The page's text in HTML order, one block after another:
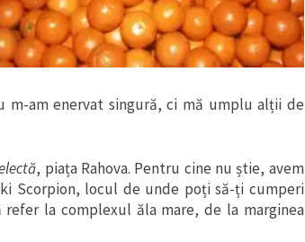
m-am enervat singură, ci mă umplu alții de
, piața Rahova. Pentru cine nu știe, avem
Scorpion, locul de unde poți să-ți cumperi
la complexul ăla mare, de la marginea